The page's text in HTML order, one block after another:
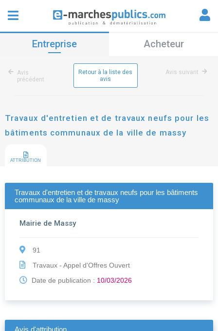
Entreprise Acheteur
Avis
précédent
Retour à la liste des
avis
Avis suivant
Travaux d'entretien et de travaux neufs pour les
bâtiments communaux de la ville de massy
ATTRIBUTION
Travaux d'entretien et de travaux neufs pour les bâtiments
communaux de la ville de massy
Mairie de Massy
91
Travaux - Appel d'Offres Ouvert
Date de publication : 10/03/2026